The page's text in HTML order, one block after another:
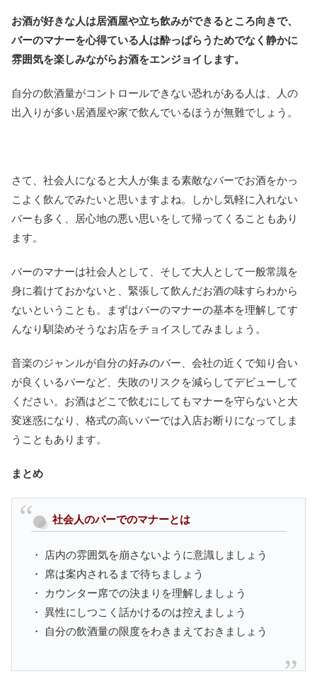
お酒が好きな人は居酒屋や立ち飲みができるところ向きで、
バーのマナーを心得ている人は酔っぱらうためでなく静かに
雰囲気を楽しみながらお酒をエンジョイします。
自分の飲酒量がコントロールできない恐れがある人は、人の
出入りが多い居酒屋や家で飲んでいるほうが無難でしょう。
さて、社会人になると大人が集まる素敵なバーでお酒をかっ
こよく飲んでみたいと思いますよね。しかし気軽に入れない
バーも多く、居心地の悪い思いをして帰ってくることもあり
ます。
バーのマナーは社会人として、そして大人として一般常識を
身に着けておかないと、緊張して飲んだお酒の味すらわから
ないということも。まずはバーのマナーの基本を理解してす
んなり馴染めそうなお店をチョイスしてみましょう。
音楽のジャンルが自分の好みのバー、会社の近くで知り合い
が良くいるバーなど、失敗のリスクを減らしてデビューして
ください。お酒はどこで飲むにしてもマナーを守らないと大
変迷惑になり、格式の高いバーでは入店お断りになってしま
うこともあります。
まとめ
社会人のバーでのマナーとは
・ 店内の雰囲気を崩さないように意識しましょう
・ 席は案内されるまで待ちましょう
・ カウンター席での決まりを理解しましょう
・ 異性にしつこく話かけるのは控えましょう
・ 自分の飲酒量の限度をわきまえておきましょう